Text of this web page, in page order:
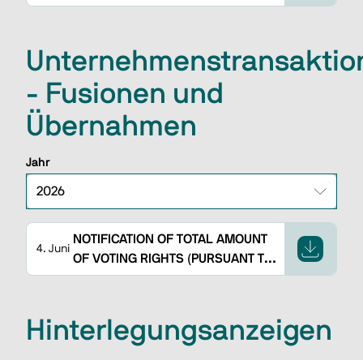
FINANCIAL STATEMENTS AND
ITEMS OF THE AGENDA
‒ Fusionen und
Übernahmen
Jahr
4. Juni
NOTIFICATION OF TOTAL AMOUNT
OF VOTING RIGHTS (PURSUANT TO
ART. 85-BIS RE)
Hinterlegungsanzeigen